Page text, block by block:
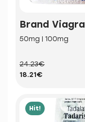
Brand Viagra
50mg | 100mg
24.23€
18.21€
Hit!